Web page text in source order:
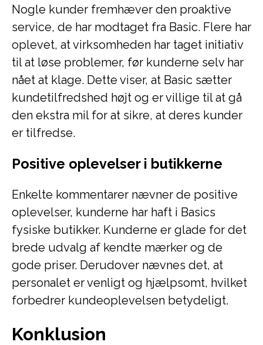
Nogle kunder fremhæver den proaktive
service, de har modtaget fra Basic. Flere har
oplevet, at virksomheden har taget initiativ
til at løse problemer, før kunderne selv har
nået at klage. Dette viser, at Basic sætter
kundetilfredshed højt og er villige til at gå
den ekstra mil for at sikre, at deres kunder
er tilfredse.
Positive oplevelser i butikkerne
Enkelte kommentarer nævner de positive
oplevelser, kunderne har haft i Basics
fysiske butikker. Kunderne er glade for det
brede udvalg af kendte mærker og de
gode priser. Derudover nævnes det, at
personalet er venligt og hjælpsomt, hvilket
forbedrer kundeoplevelsen betydeligt.
Konklusion